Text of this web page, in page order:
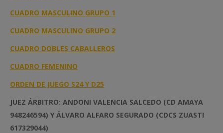
CUADRO MASCULINO GRUPO 1
CUADRO MASCULINO GRUPO 2
CUADRO DOBLES CABALLEROS
CUADRO FEMENINO
ORDEN DE JUEGO S24 Y D25
JUEZ ÁRBITRO: ANDONI VALENCIA SALCEDO (CD AMAYA
948246594) Y ÁLVARO ALFARO SEGURADO (CDCS ZUASTI
617329044)